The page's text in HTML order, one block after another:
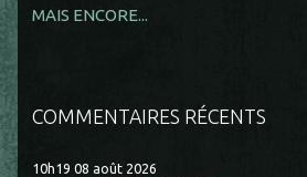
MAIS ENCORE...
COMMENTAIRES RÉCENTS
10h19 08 août 2026